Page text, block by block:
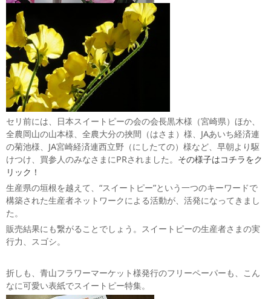
セリ前には、日本スイートピーの会の会長黒木様（宮崎県）ほか、
全農岡山の山本様、全農大分の挾間（はさま）様、JAあいち経済連
の菊池様、JA宮崎経済連西立野（にしたての）様など、早朝より駆
けつけ、買参人のみなさまにPRされました。 その様子はコチラをク
リック！
生産県の垣根を越えて、“スイートピー”という一つのキーワードで
構築された生産者ネットワークによる活動が、活発になってきまし
た。
販売結果にも繋がることでしょう。スイートピーの生産者さまの実
行力、スゴシ。
折しも、青山フラワーマーケット様発行のフリーペーパーも、こん
なに可愛い表紙でスイートピー特集。